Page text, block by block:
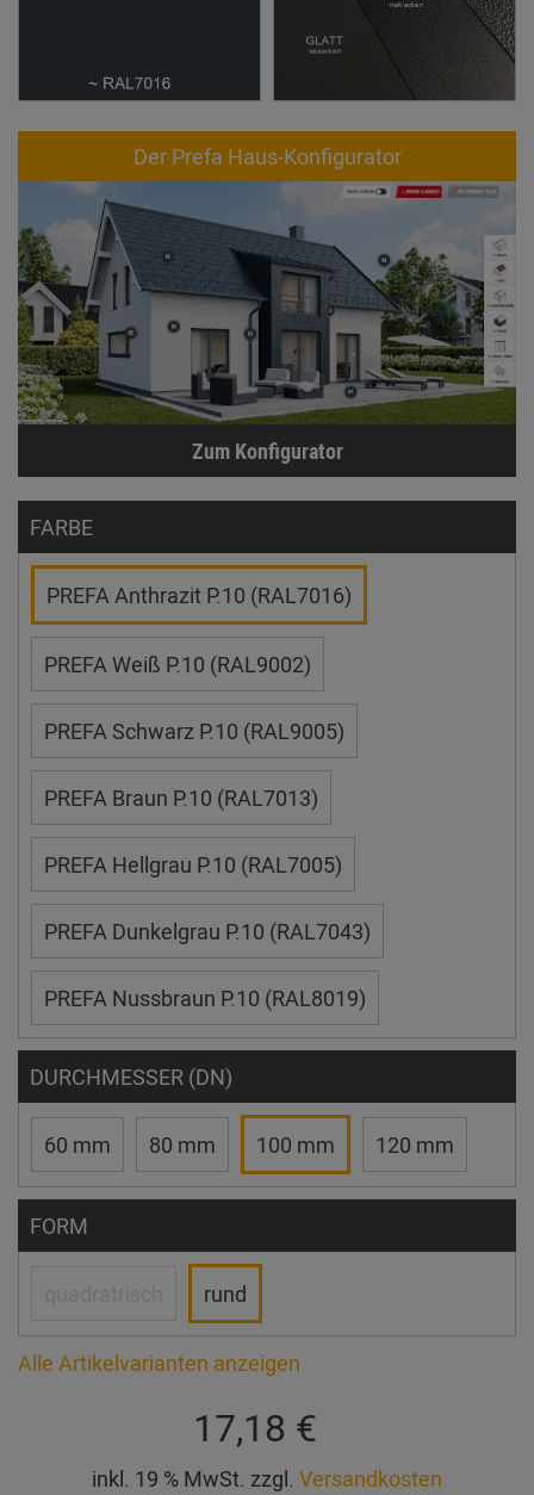
Der Prefa Haus-Konfigurator
Zum Konfigurator
FARBE
PREFA Anthrazit P.10 (RAL7016)
PREFA Weiß P.10 (RAL9002)
PREFA Schwarz P.10 (RAL9005)
PREFA Braun P.10 (RAL7013)
PREFA Hellgrau P.10 (RAL7005)
PREFA Dunkelgrau P.10 (RAL7043)
PREFA Nussbraun P.10 (RAL8019)
DURCHMESSER (DN)
60 mm 80 mm 100 mm 120 mm
FORM
rund
Alle Artikelvarianten anzeigen
17,18 €
inkl. 19 % MwSt. zzgl. Versandkosten